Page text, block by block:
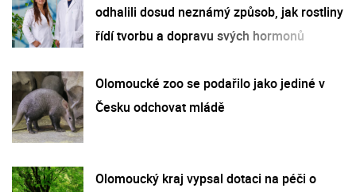
odhalili dosud neznámý způsob, jak rostliny
řídí tvorbu a dopravu svých hormonů
Olomoucké zoo se podařilo jako jediné v
Česku odchovat mládě
Olomoucký kraj vypsal dotaci na péči o